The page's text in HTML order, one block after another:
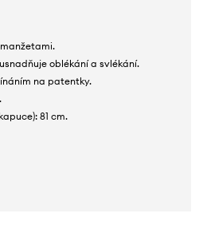
oblékání a svlékání.
na patentky.
81 cm.